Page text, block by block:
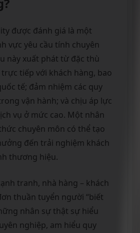
được đánh giá là một
vực yêu cầu tính chuyên
này xuất phát từ đặc thù
tiếp với khách hàng, bao
tế; đảm nhiệm các quy
vận hành; và chịu áp lực
vụ ở mức cao. Một nhân
chuyên môn có thể tạo
đến trải nghiệm khách
thương hiệu.
tranh, nhà hàng – khách
thuần tuyển người “biết
nhân sự thật sự hiểu
nghiệp, am hiểu quy